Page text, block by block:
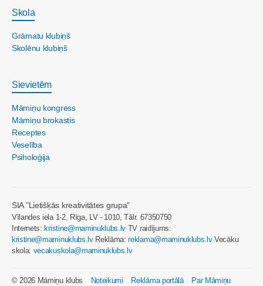
Skola
Grāmatu klubiņš
Skolēnu klubiņš
Sievietēm
Māmiņu kongress
Māmiņu brokastis
Receptes
Veselība
Psiholoģija
SIA "Lietišķās kreativitātes grupa"
Vīlandes iela 1-2, Rīga, LV - 1010, Tālr. 67350750
Internets: kristine@maminuklubs.lv TV raidījums:
kristine@maminuklubs.lvReklāma:reklama@maminuklubs.lvVecāku
skola: vecakuskola@maminuklubs.lv
© 2026 Māmiņu klubs Noteikumi Reklāma portālā Par Māmiņu